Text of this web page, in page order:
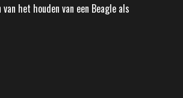
het houden van een Beagle als